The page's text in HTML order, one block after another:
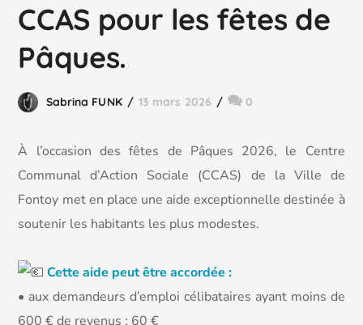
CCAS pour les fêtes de
Pâques.
Sabrina FUNK 13 mars 2026 0
À l’occasion des fêtes de Pâques 2026, le Centre
Communal d’Action Sociale (CCAS) de la Ville de
Fontoy met en place une aide exceptionnelle destinée à
soutenir les habitants les plus modestes.
Cette aide peut être accordée :
• aux demandeurs d’emploi célibataires ayant moins de
600 € de revenus : 60 €